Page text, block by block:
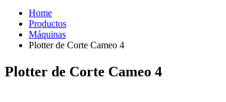
Home
Productos
Máquinas
Plotter de Corte Cameo 4
Plotter de Corte Cameo 4